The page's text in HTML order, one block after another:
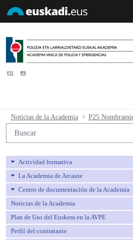
eu
es
P25 Nombramiento
Noticias de la Academia
Búsqueda web
Actividad formativa
La Academia de Arcaute
Centro de documentación de la Academia
Noticias de la Academia
Plan de Uso del Euskera en la AVPE
Perfil del contratante